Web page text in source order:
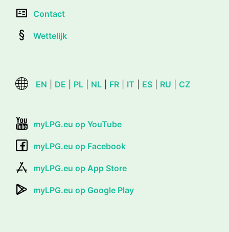
Contact
Wettelijk
EN DE PL NL FR IT ES RU CZ
myLPG.eu op YouTube
myLPG.eu op Facebook
myLPG.eu op App Store
myLPG.eu op Google Play